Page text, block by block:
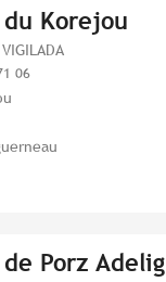
du Korejou
VIGILADA
06
de Porz Adelig